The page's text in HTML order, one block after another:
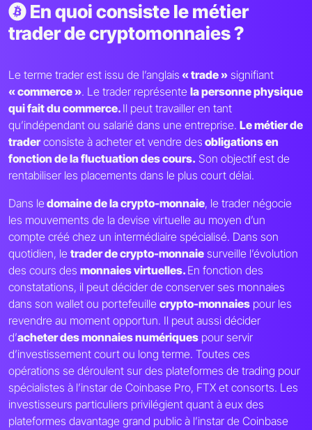
En quoi consiste le métier
trader de cryptomonnaies ?
Le terme trader est issu de l’anglais « trade » signifiant
« commerce ». Le trader représente la personne physique
qui fait du commerce. Il peut travailler en tant
qu’indépendant ou salarié dans une entreprise. Le métier de
traderconsiste à acheter et vendre des obligations en
fonction de la fluctuation des cours. Son objectif est de
rentabiliser les placements dans le plus court délai.
Dans ledomaine de la crypto-monnaie, le trader négocie
les mouvements de la devise virtuelle au moyen d’un
compte créé chez un intermédiaire spécialisé. Dans son
quotidien, le trader de crypto-monnaie surveille l’évolution
des cours des monnaies virtuelles. En fonction des
constatations, il peut décider de conserver ses monnaies
dans son wallet ou portefeuille crypto-monnaies pour les
revendre au moment opportun. Il peut aussi décider
d’acheter des monnaies numériques pour servir
d’investissement court ou long terme. Toutes ces
opérations se déroulent sur des plateformes de trading pour
spécialistes à l’instar de Coinbase Pro, FTX et consorts. Les
investisseurs particuliers privilégient quant à eux des
plateformes davantage grand public à l’instar de Coinbase